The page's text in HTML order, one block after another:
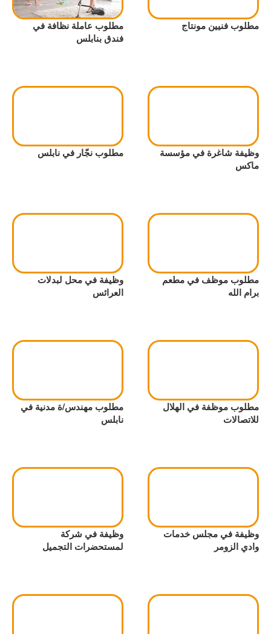
مطلوب فنيين مونتاج
مطلوب عاملة نظافة في
فندق بنابلس
وظيفة شاغرة في مؤسسة
ماكس
مطلوب نجّار في نابلس
مطلوب موظف في مطعم
برام الله
وظيفة في محل لبدلات
العرائس
مطلوب موظفة في الهلال
للاتصالات
مطلوب مهندس/ة مدنية في
نابلس
وظيفة في مجلس خدمات
وادي الزومر
وظيفة في شركة
لمستحضرات التجميل